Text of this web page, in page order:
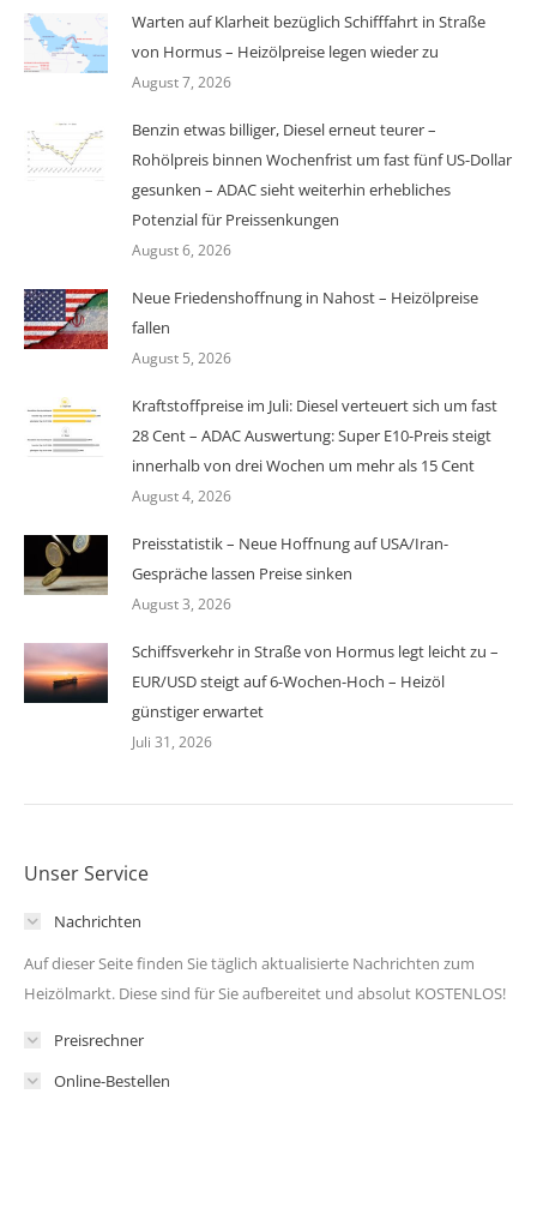
Warten auf Klarheit bezüglich Schifffahrt in Straße
von Hormus – Heizölpreise legen wieder zu
August 7, 2026
Benzin etwas billiger, Diesel erneut teurer –
Rohölpreis binnen Wochenfrist um fast fünf US-Dollar
gesunken – ADAC sieht weiterhin erhebliches
Potenzial für Preissenkungen
August 6, 2026
Neue Friedenshoffnung in Nahost – Heizölpreise
fallen
August 5, 2026
Kraftstoffpreise im Juli: Diesel verteuert sich um fast
28 Cent – ADAC Auswertung: Super E10-Preis steigt
innerhalb von drei Wochen um mehr als 15 Cent
August 4, 2026
Preisstatistik – Neue Hoffnung auf USA/Iran-
Gespräche lassen Preise sinken
August 3, 2026
Schiffsverkehr in Straße von Hormus legt leicht zu –
EUR/USD steigt auf 6-Wochen-Hoch – Heizöl
günstiger erwartet
Juli 31, 2026
Unser Service
Nachrichten
Auf dieser Seite finden Sie täglich aktualisierte Nachrichten zum
Heizölmarkt. Diese sind für Sie aufbereitet und absolut KOSTENLOS!
Preisrechner
Online-Bestellen